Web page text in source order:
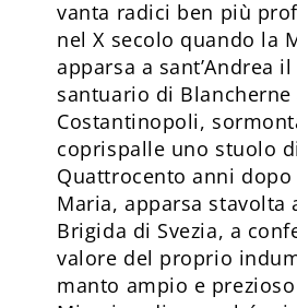
vanta radici ben più
nel X secolo quando la
apparsa a sant’Andrea
santuario di Blancherne
Costantinopoli,
coprispalle uno stuolo
Quattrocento anni dopo
Maria, apparsa stavolta
Brigida di Svezia, a
valore del proprio
manto ampio e